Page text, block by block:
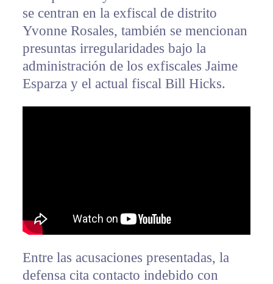
se centran en la exfiscal de distrito
Yvonne Rosales, también se mencionan
presuntas irregularidades bajo la
administración de los exfiscales Jaime
Esparza y el actual fiscal Bill Hicks.
Entre las acusaciones presentadas, la
defensa cita contacto indebido con